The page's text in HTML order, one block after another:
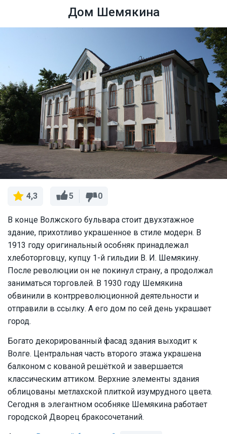
Дом Шемякина
4,3 5 0
В конце Волжского бульвара стоит двухэтажное
здание, прихотливо украшенное в стиле модерн. В
1913 году оригинальный особняк принадлежал
хлеботорговцу, купцу 1-й гильдии В. И. Шемякину.
После революции он не покинул страну, а продолжал
заниматься торговлей. В 1930 году Шемякина
обвинили в контрреволюционной деятельности и
отправили в ссылку. А его дом по сей день украшает
город.
Богато декорированный фасад здания выходит к
Волге. Центральная часть второго этажа украшена
балконом с кованой решёткой и завершается
классическим аттиком. Верхние элементы здания
облицованы метлахской плиткой изумрудного цвета.
Сегодня в элегантном особняке Шемякина работает
городской Дворец бракосочетаний.